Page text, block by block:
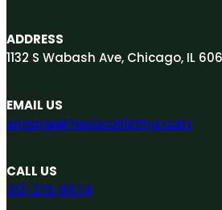
ADDRESS
1132 S Wabash Ave, Chicago, IL
EMAIL US
engage@Yeslocallisting.com
CALL US
312-273-6674